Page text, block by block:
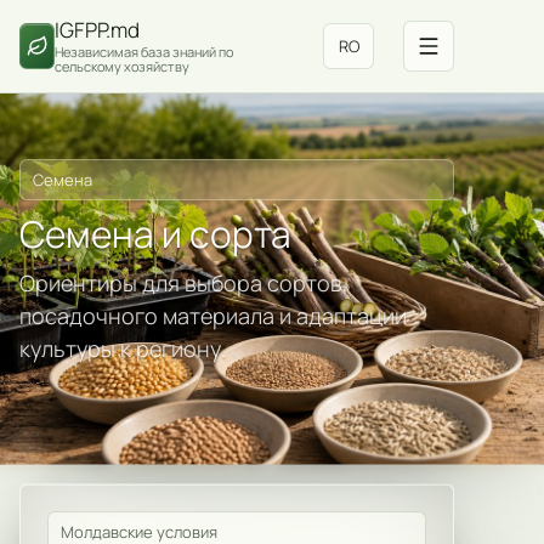
IGFPP.md
Независимая база знаний по
сельскому хозяйству
RO
Семена
Семена и сорта
Ориентиры для выбора сортов,
посадочного материала и адаптации
культуры к региону.
Молдавские условия